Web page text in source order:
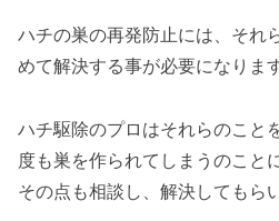
ハチの巣の再発防止には、それ
めて解決する事が必要になります
ハチ駆除のプロはそれらのこと
度も巣を作られてしまうのこと
その点も相談し、解決してもら